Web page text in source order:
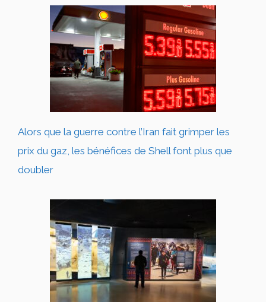
Alors que la guerre contre l’Iran fait grimper les
prix du gaz, les bénéfices de Shell font plus que
doubler